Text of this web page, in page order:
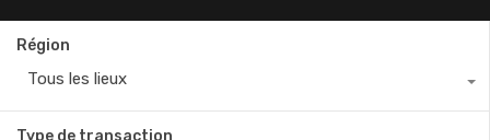
Région
Tous les lieux
Type de transaction